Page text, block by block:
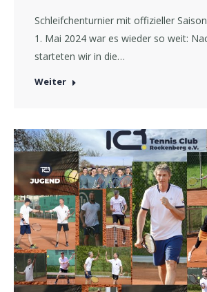
Schleifchenturnier mit offizieller
1. Mai 2024 war es wieder so weit:
starteten wir in die…
Weiter